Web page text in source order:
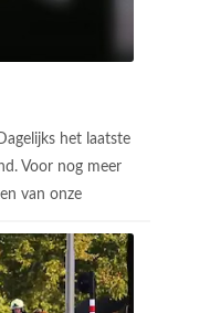
Dagelijks het laatste
Voor nog meer
van onze